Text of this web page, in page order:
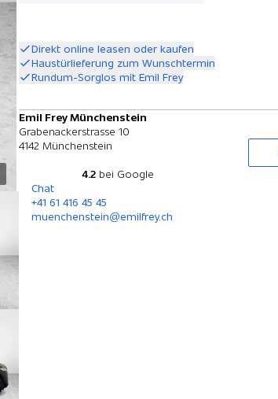
Direkt online leasen oder kaufen
Haustürlieferung zum Wunschtermin
Rundum-Sorglos mit Emil Frey
Emil Frey Münchenstein
Grabenackerstrasse 10
4142 Münchenstein
4.2 bei Google
Chat
+41 61 416 45 45
muenchenstein@emilfrey.ch